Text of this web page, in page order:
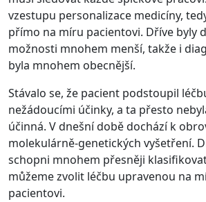
vzestupu personalizace medicíny,
přímo na míru pacientovi. Dříve byly
možnosti mnohem menší, takže i
byla mnohem obecnější.
Stávalo se, že pacient podstoupil
nežádoucími účinky, a ta přesto
účinná. V dnešní době dochází k
molekulárně-genetických vyšetření.
schopni mnohem přesněji
můžeme zvolit léčbu upravenou na
pacientovi.